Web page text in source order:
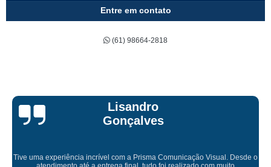
Entre em contato
(61) 98664-2818
Bruna Eduarda